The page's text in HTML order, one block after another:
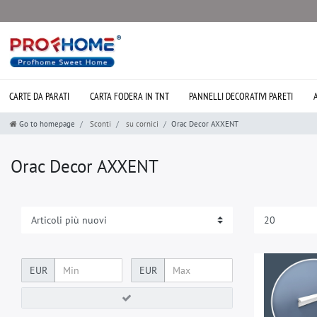
CARTE DA PARATI CARTA FODERA IN TNT PANNELLI DECORATIVI PARETI
Go to homepage Sconti su cornici Orac Decor AXXENT
Orac Decor AXXENT
EUR EUR